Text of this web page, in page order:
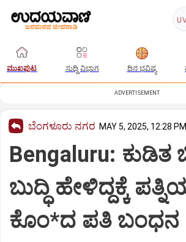
UV
ಮುಖಪುಟ ಸುದ್ದಿ ವಿಭಾಗ ದಿನ ಭವಿಷ್ಯ
ADVERTISEMENT
ಬೆಂಗಳೂರು ನಗರ MAY 5, 2025, 12:28
Bengaluru: ಕುಡಿತ
ಬುದ್ಧಿ ಹೇಳಿದ್ದಕ್ಕೆ
ಕೊಂ*ದ ಪತಿ ಬಂಧನ